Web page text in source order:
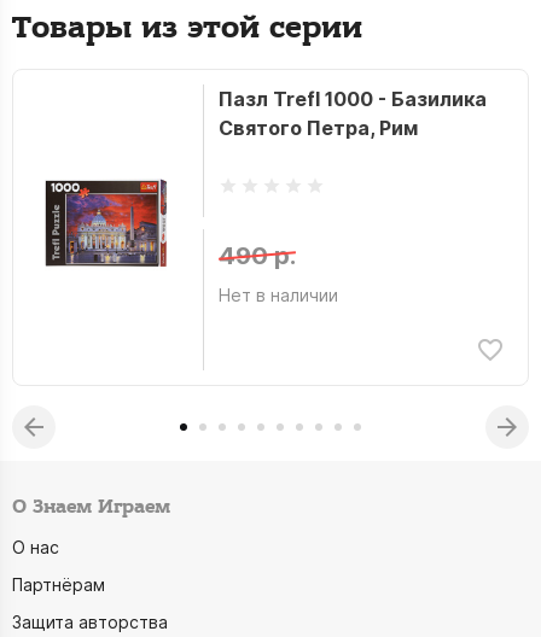
Товары из этой серии
Пазл Trefl 1000 - Базилика
Святого Петра, Рим
490 р.
Нет в наличии
О Знаем Играем
О нас
Партнёрам
Защита авторства